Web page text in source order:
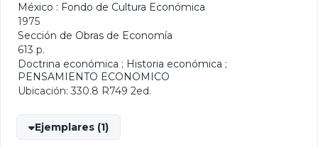
México : Fondo de Cultura Económica
1975
Sección de Obras de Economía
613 p.
Doctrina económica ; Historia económica ;
PENSAMIENTO ECONOMICO
Ubicación: 330.8 R749 2ed.
Ejemplares (1)